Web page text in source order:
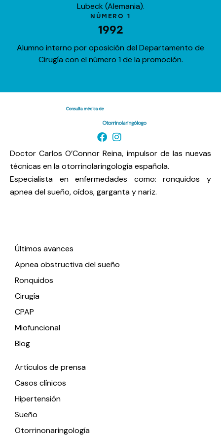
Lubeck (Alemania).
NÚMERO 1
1992
Alumno interno por oposición del Departamento de
Cirugía con el número 1 de la promoción.
Doctor Carlos O’Connor Reina, impulsor de las nuevas
técnicas en la otorrinolaringología española.
Especialista en enfermedades como: ronquidos y
apnea del sueño, oídos, garganta y nariz.
Últimos avances
Apnea obstructiva del sueño
Ronquidos
Cirugía
CPAP
Miofuncional
Blog
Artículos de prensa
Casos clínicos
Hipertensión
Sueño
Otorrinonaringología